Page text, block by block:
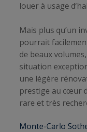
louer à usage
Mais plus qu’un
pourrait
de beaux
situation
une légère
prestige au cœur
rare et très
Monte-Carlo